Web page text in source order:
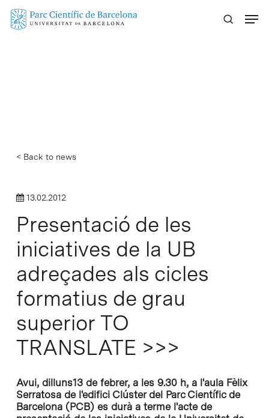
Skip
< Back to news
13.02.2012
Presentació de les
iniciatives de la UB
adreçades als cicles
formatius de grau
superior TO
TRANSLATE >>>
Avui, dilluns13 de febrer, a les 9.30 h, a l'aula Fèlix
Serratosa de l'edifici Clúster del Parc Científic de
Barcelona (PCB) es durà a terme l'acte de